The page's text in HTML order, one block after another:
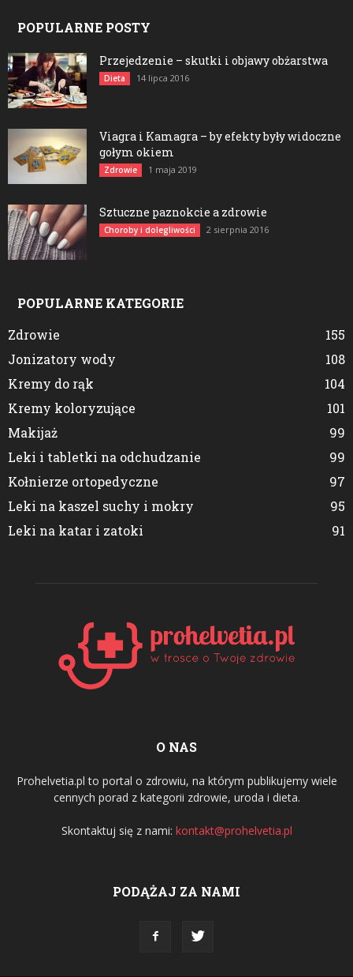
POPULARNE POSTY
Przejedzenie – skutki i objawy obżarstwa
Dieta 14 lipca 2016
Viagra i Kamagra – by efekty były widoczne
gołym okiem
Zdrowie 1 maja 2019
Sztuczne paznokcie a zdrowie
Choroby i dolegliwości 2 sierpnia 2016
POPULARNE KATEGORIE
Zdrowie
155
Jonizatory wody
108
Kremy do rąk
104
Kremy koloryzujące
101
Makijaż
99
Leki i tabletki na odchudzanie
99
Kołnierze ortopedyczne
97
Leki na kaszel suchy i mokry
95
Leki na katar i zatoki
91
O NAS
Prohelvetia.pl to portal o zdrowiu, na którym publikujemy wiele
cennych porad z kategorii zdrowie, uroda i dieta.
Skontaktuj się z nami: kontakt@prohelvetia.pl
PODĄŻAJ ZA NAMI